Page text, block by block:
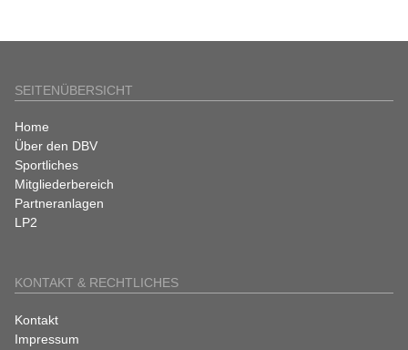
SEITENÜBERSICHT
Navigation
überspringen
Home
Über den DBV
Sportliches
Mitgliederbereich
Partneranlagen
LP2
KONTAKT & RECHTLICHES
Navigation
überspringen
Kontakt
Impressum